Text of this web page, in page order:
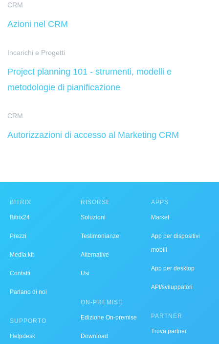
CRM
Azioni nel CRM
Incarichi e Progetti
Project planning 101 - strumenti, modelli e
metodologie di pianificazione
CRM
Autorizzazioni di accesso al Marketing CRM
BITRIX
Bitrix24
Prezzi
Media kit
Contatti
Parlano di noi
SUPPORTO
Helpdesk
RISORSE
Soluzioni
Testimonianze
Alternative
Usi
ON-PREMISE
Edizione On-premise
Download
APPS
Market
App per dispositivi
mobili
App per desktop
API/sviluppatori
PARTNER
Trova partner